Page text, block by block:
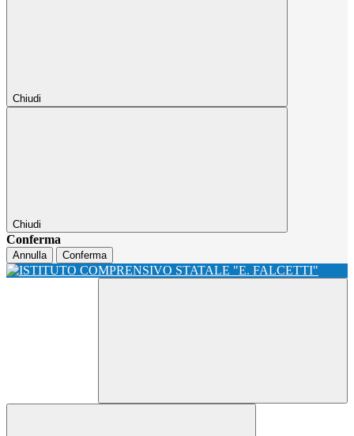
Chiudi
Chiudi
Conferma
Annulla Conferma